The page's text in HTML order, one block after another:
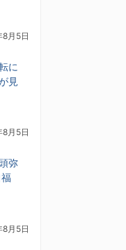
月5日
に
見
月5日
弥
月5日